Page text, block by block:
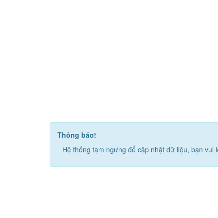
Thông báo!
Hệ thống tạm ngưng để cập nhật dữ liệu, bạn vui